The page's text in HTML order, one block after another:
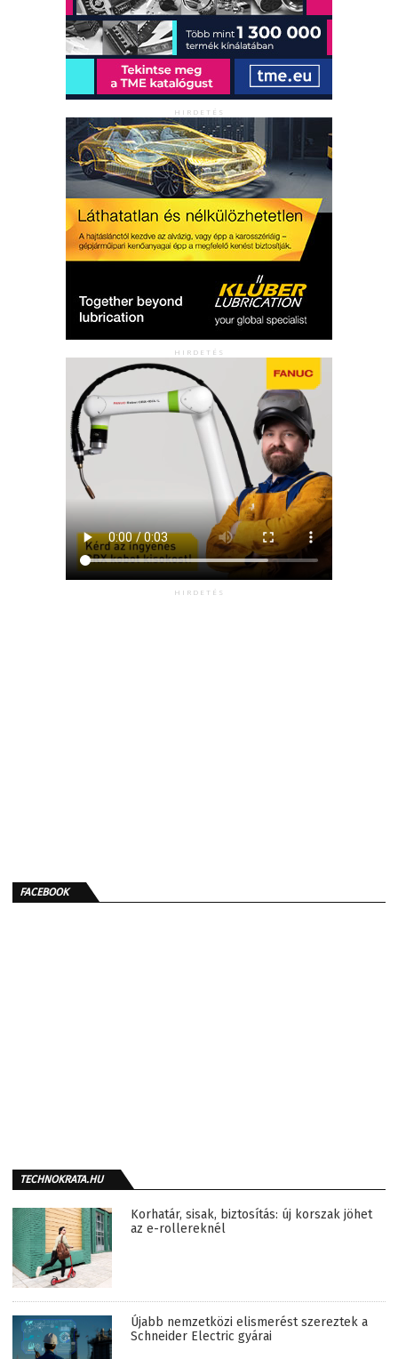
HIRDETÉS
HIRDETÉS
HIRDETÉS
FACEBOOK
TECHNOKRATA.HU
Korhatár, sisak, biztosítás: új korszak jöhet
az e-rollereknél
Újabb nemzetközi elismerést szereztek a
Schneider Electric gyárai